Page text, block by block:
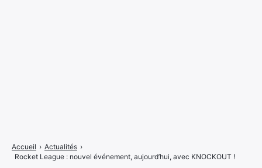
Accueil › Actualités ›
Rocket League : nouvel événement, aujourd’hui, avec KNOCKOUT !